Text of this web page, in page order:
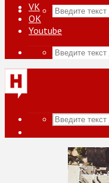
VK
ОК
Youtube